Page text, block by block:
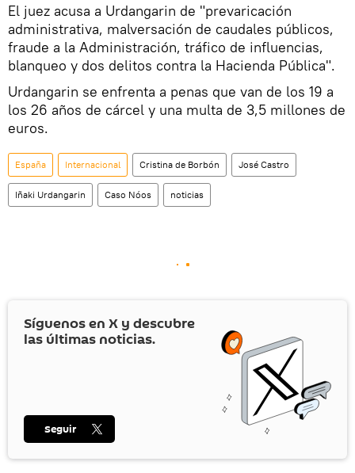
El juez acusa a Urdangarin de "prevaricación
administrativa, malversación de caudales públicos,
fraude a la Administración, tráfico de influencias,
blanqueo y dos delitos contra la Hacienda Pública".
Urdangarin se enfrenta a penas que van de los 19 a
los 26 años de cárcel y una multa de 3,5 millones de
euros.
España Internacional Cristina de Borbón José Castro
Iñaki Urdangarin Caso Nóos noticias
Síguenos en X y descubre
las últimas noticias.
Seguir